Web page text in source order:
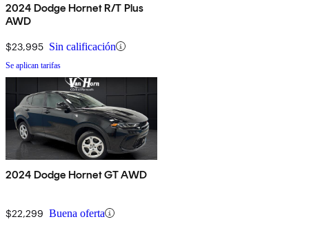
2024 Dodge Hornet R/T Plus
AWD
$23,995 Sin calificación
Se aplican tarifas
2024 Dodge Hornet GT AWD
$22,299 Buena oferta